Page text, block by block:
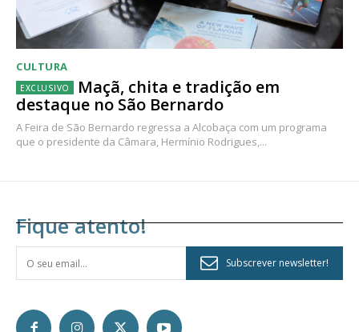
CULTURA
Maçã, chita e tradição em
destaque no São Bernardo
A Feira de São Bernardo regressa a Alcobaça com um programa
que o presidente da Câmara, Hermínio Rodrigues,...
Fique atento!
Subscrever newsletter!